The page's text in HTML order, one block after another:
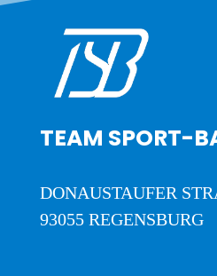
TEAM SPORT-
DONAUSTAUFER
93055 REGENSBURG